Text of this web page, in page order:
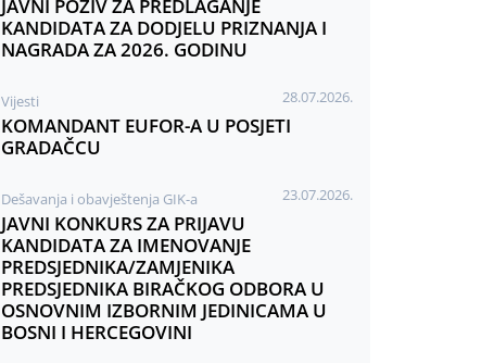
JAVNI POZIV ZA PREDLAGANJE
KANDIDATA ZA DODJELU PRIZNANJA I
NAGRADA ZA 2026. GODINU
Vijesti 28.07.2026.
KOMANDANT EUFOR-A U POSJETI
GRADAČCU
Dešavanja i obavještenja GIK-a 23.07.2026.
JAVNI KONKURS ZA PRIJAVU
KANDIDATA ZA IMENOVANJE
PREDSJEDNIKA/ZAMJENIKA
PREDSJEDNIKA BIRAČKOG ODBORA U
OSNOVNIM IZBORNIM JEDINICAMA U
BOSNI I HERCEGOVINI